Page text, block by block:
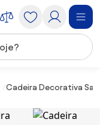
Cadeira Decorativa